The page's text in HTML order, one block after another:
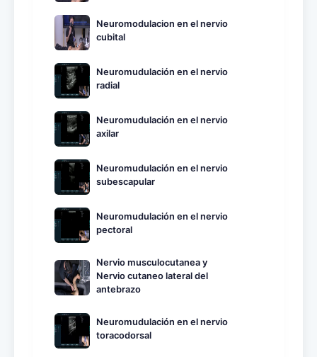
Neuromodulacion en el nervio
cubital
Neuromudulación en el nervio
radial
Neuromudulación en el nervio
axilar
Neuromudulación en el nervio
subescapular
Neuromudulación en el nervio
pectoral
Nervio musculocutanea y
Nervio cutaneo lateral del
antebrazo
Neuromudulación en el nervio
toracodorsal